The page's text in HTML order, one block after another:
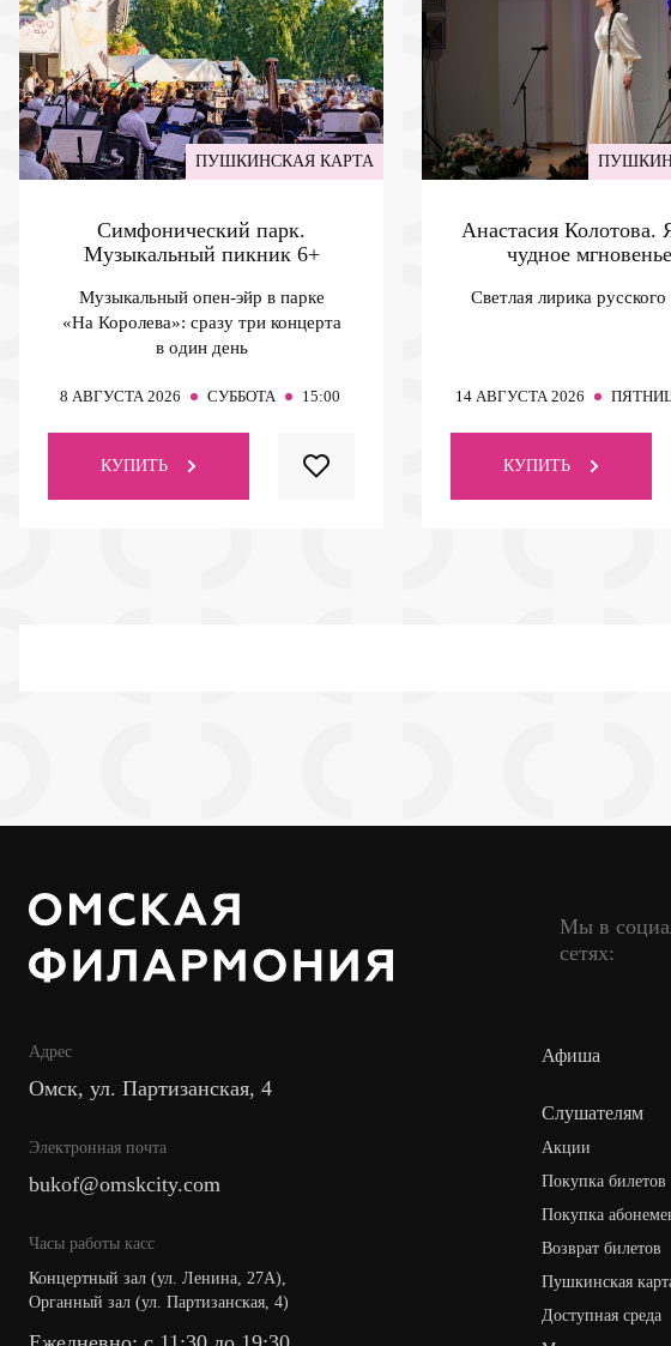
ПУШКИНСКАЯ КАРТА
Симфонический парк.
Музыкальный пикник 6+
Музыкальный опен-эйр в парке
«На Королева»: сразу три концерта
в один день
8 АВГУСТА 2026 СУББОТА 15:00
КУПИТЬ
Анастасия
чудное мгновенье
Светлая лирика
14 АВГУСТА 2026
КУПИТЬ
Мы в
сетях:
Адрес
Омск, ул. Партизанская, 4
Электронная почта
bukof@omskcity.com
Часы работы касс
Концертный зал (ул. Ленина, 27А),
Органный зал (ул. Партизанская, 4)
Афиша
Слушателям
Акции
Покупка билетов
Покупка
Возврат билетов
Пушкинская
Доступная среда